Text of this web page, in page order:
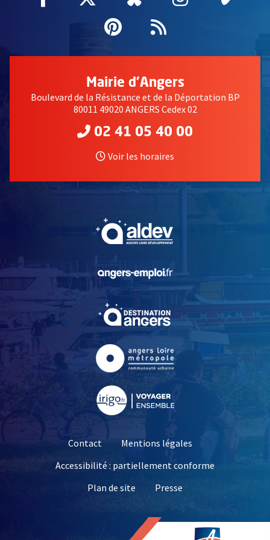
Pinterest
, Ouvre une
Flux RSS
Mairie d'Angers
Boulevard de la Résistance et de la Déportation BP
80011 49020 ANGERS Cedex 02
02 41 05 40 00
Voir les horaires
, Ouvre une nouvelle
, Ouvre une nouvelle
Contact
Mentions légales
Accessibilité : partiellement conforme
Plan de site
Presse